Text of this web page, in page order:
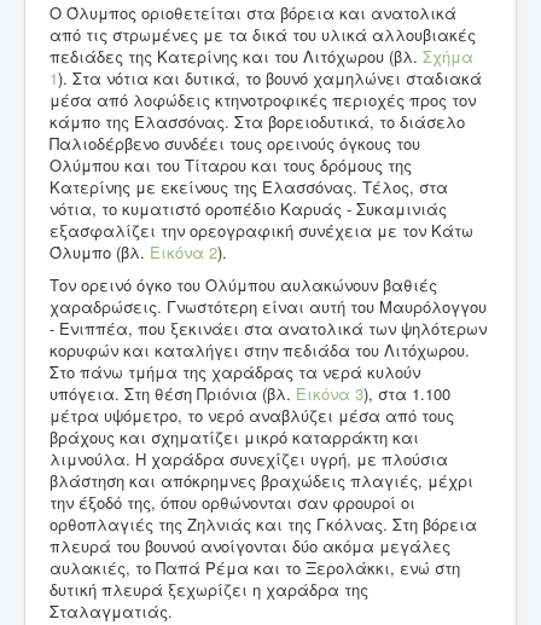
Ο Όλυμπος οριοθετείται στα βόρεια και ανατολικά
από τις στρωμένες με τα δικά του υλικά αλλουβιακές
πεδιάδες της Κατερίνης και του Λιτόχωρου (βλ. Σχήμα
1). Στα νότια και δυτικά, το βουνό χαμηλώνει σταδιακά
μέσα από λοφώδεις κτηνοτροφικές περιοχές προς τον
κάμπο της Ελασσόνας. Στα βορειοδυτικά, το διάσελο
Παλιοδέρβενο συνδέει τους ορεινούς όγκους του
Ολύμπου και του Τίταρου και τους δρόμους της
Κατερίνης με εκείνους της Ελασσόνας. Τέλος, στα
νότια, το κυματιστό οροπέδιο Καρυάς - Συκαμινιάς
εξασφαλίζει την ορεογραφική συνέχεια με τον Κάτω
Όλυμπο (βλ. Εικόνα 2).
Τον ορεινό όγκο του Ολύμπου αυλακώνουν βαθιές
χαραδρώσεις. Γνωστότερη είναι αυτή του Μαυρόλογγου
- Ενιππέα, που ξεκινάει στα ανατολικά των ψηλότερων
κορυφών και καταλήγει στην πεδιάδα του Λιτόχωρου.
Στο πάνω τμήμα της χαράδρας τα νερά κυλούν
υπόγεια. Στη θέση Πριόνια (βλ. Εικόνα 3), στα 1.100
μέτρα υψόμετρο, το νερό αναβλύζει μέσα από τους
βράχους και σχηματίζει μικρό καταρράκτη και
λιμνούλα. Η χαράδρα συνεχίζει υγρή, με πλούσια
βλάστηση και απόκρημνες βραχώδεις πλαγιές, μέχρι
την έξοδό της, όπου ορθώνονται σαν φρουροί οι
ορθοπλαγιές της Ζηλνιάς και της Γκόλνας. Στη βόρεια
πλευρά του βουνού ανοίγονται δύο ακόμα μεγάλες
αυλακιές, το Παπά Ρέμα και το Ξερολάκκι, ενώ στη
δυτική πλευρά ξεχωρίζει η χαράδρα της
Σταλαγματιάς.